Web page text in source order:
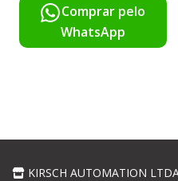
Comprar pelo
WhatsApp
KIRSCH AUTOMATION